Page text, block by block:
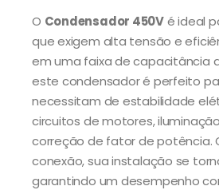
O Condensador 450Vé ideal
que exigem alta tensão e
em uma faixa de capacitância
este condensador é perfeito
necessitam de estabilidade
circuitos de motores,
correção de fator de potência.
conexão, sua instalação se
garantindo um desempenho